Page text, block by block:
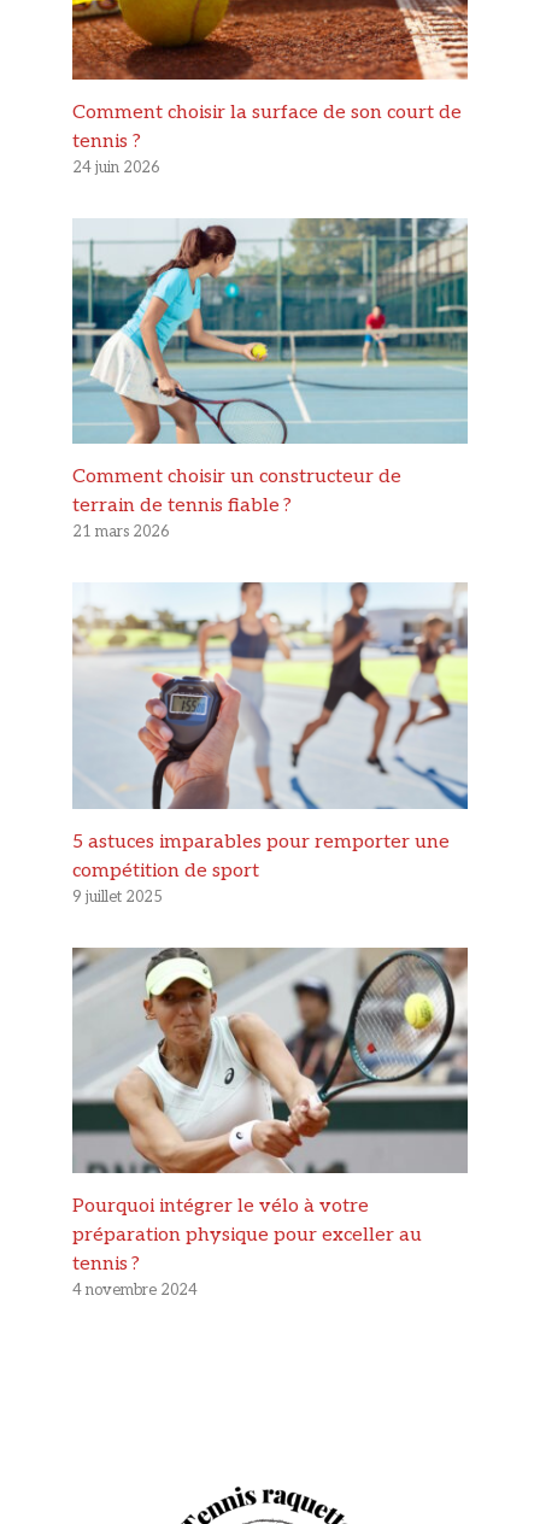
Comment choisir la surface de son court de
tennis ?
24 juin 2026
Comment choisir un constructeur de
terrain de tennis fiable ?
21 mars 2026
5 astuces imparables pour remporter une
compétition de sport
9 juillet 2025
Pourquoi intégrer le vélo à votre
préparation physique pour exceller au
tennis ?
4 novembre 2024